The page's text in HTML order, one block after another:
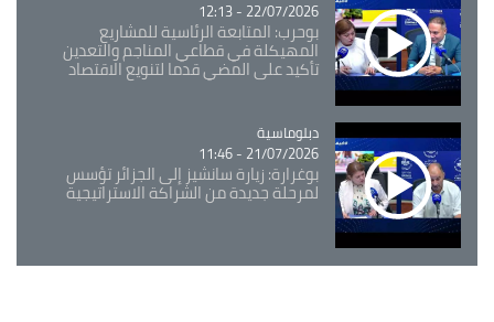
22/07/2026 - 12:13
بوحرب: المتابعة الرئاسية للمشاريع
المهيكلة في قطاعي المناجم والتعدين
تأكيد على المضي قدما لتنويع الاقتصاد
Catégorie
دبلوماسية
21/07/2026 - 11:46
بوغرارة: زيارة سانشيز إلى الجزائر تؤسس
لمرحلة جديدة من الشراكة الاستراتيجية